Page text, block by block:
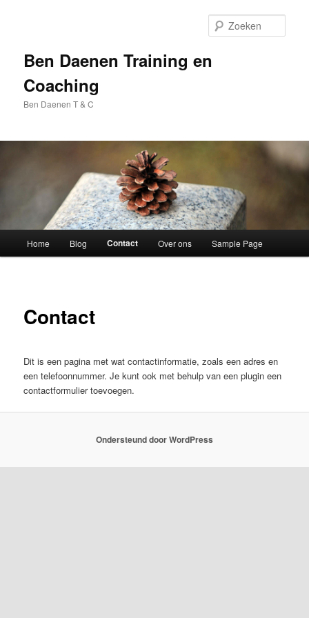
inhoudBen Daenen Training en
Coaching
Ben Daenen T & C
Home Blog Contact Over ons Sample Page
Contact
Dit is een pagina met wat contactinformatie, zoals een adres en
een telefoonnummer. Je kunt ook met behulp van een plugin een
contactformulier toevoegen.
Ondersteund door WordPress